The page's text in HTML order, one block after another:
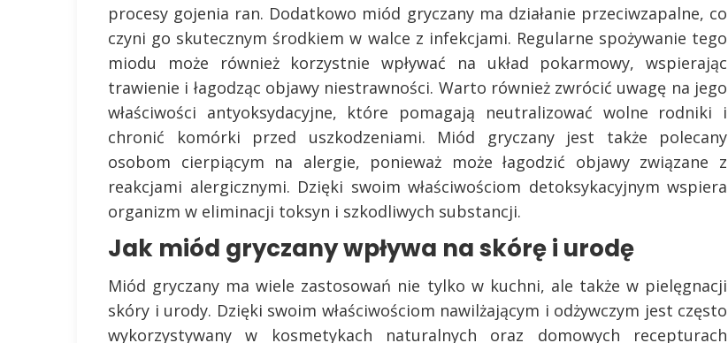
procesy gojenia ran. Dodatkowo miód gryczany ma działanie przeciwzapalne, co
czyni go skutecznym środkiem w walce z infekcjami. Regularne spożywanie tego
miodu może również korzystnie wpływać na układ pokarmowy, wspierając
trawienie i łagodząc objawy niestrawności. Warto również zwrócić uwagę na jego
właściwości antyoksydacyjne, które pomagają neutralizować wolne rodniki i
chronić komórki przed uszkodzeniami. Miód gryczany jest także polecany
osobom cierpiącym na alergie, ponieważ może łagodzić objawy związane z
reakcjami alergicznymi. Dzięki swoim właściwościom detoksykacyjnym wspiera
organizm w eliminacji toksyn i szkodliwych substancji.
Jak miód gryczany wpływa na skórę i urodę
Miód gryczany ma wiele zastosowań nie tylko w kuchni, ale także w pielęgnacji
skóry i urody. Dzięki swoim właściwościom nawilżającym i odżywczym jest często
wykorzystywany w kosmetykach naturalnych oraz domowych recepturach